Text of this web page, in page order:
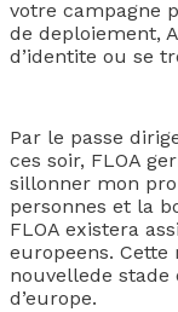
votre campagne
de deploiement,
d’identite ou se
Par le passe
ces soir, FLOA
sillonner mon
personnes et la
FLOA existera
europeens. Cette
nouvellede
d’europe.